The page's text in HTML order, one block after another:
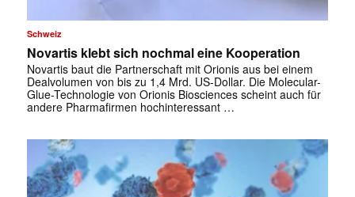
Schweiz
Novartis klebt sich nochmal eine Kooperation
Novartis baut die Partnerschaft mit Orionis aus bei einem
Dealvolumen von bis zu 1,4 Mrd. US-Dollar. Die Molecular-
Glue-Technologie von Orionis Biosciences scheint auch für
andere Pharmafirmen hochinteressant …